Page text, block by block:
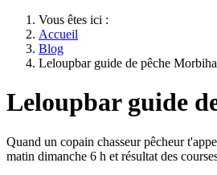
Vous êtes ici :
Accueil
Blog
Leloupbar guide de pêche
Leloupbar guide
Quand un copain chasseur pêcheur
matin dimanche 6 h et résultat des